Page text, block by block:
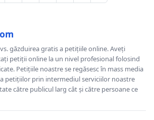
găzduirea gratis a petițiile online. Aveți
petiții online la un nivel profesional folosind
Petițiile noastre se regăsesc în mass media
petițiilor prin intermediul serviciilor noastre
către publicul larg cât și către persoane ce